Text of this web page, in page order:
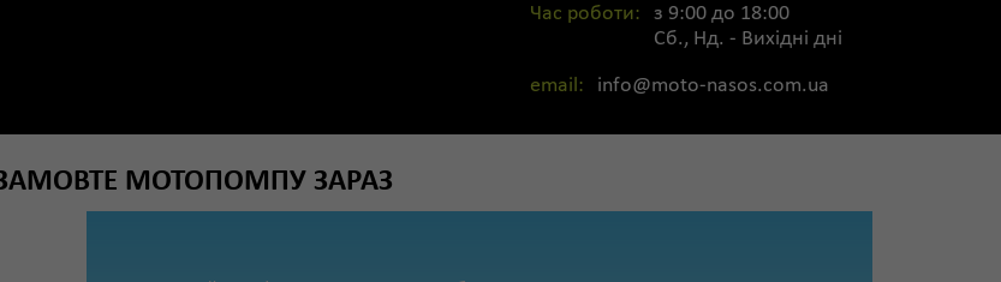
Час роботи:
з 9:00 до 18:00
Сб., Нд. - Вихідні дні
email: info@moto-nasos.com.ua
МОТОПОМПУ ЗАРАЗ